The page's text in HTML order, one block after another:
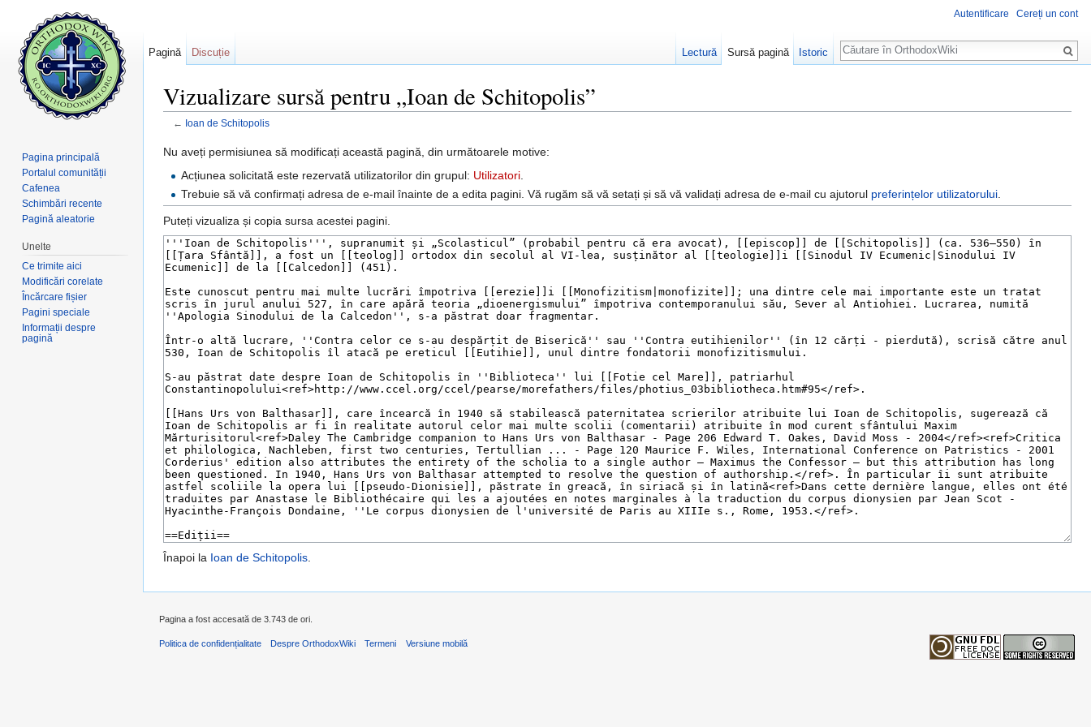
Vizualizare sursă pentru „Ioan de Schitopolis”
← Ioan de Schitopolis
Nu aveți permisiunea să modificați această pagină, din următoarele motive:
Acțiunea solicitată este rezervată utilizatorilor din grupul: Utilizatori
Trebuie să vă confirmați adresa de e-mail înainte de a edita pagini. Vă rugăm să vă setați și să vă validați adresa de e-mail cu ajutorul preferințelor utilizatorului
Puteți vizualiza și copia sursa acestei pagini.
Înapoi la Ioan de Schitopolis.
Autentificare Cereți un cont
Pagină Discuție Lectură Sursă pagină Istoric
Căutare
Pagina principală
Portalul comunității
Cafenea
Schimbări recente
Pagină aleatorie
Unelte
Ce trimite aici
Modificări corelate
Încărcare fișier
Pagini speciale
Informații despre
pagină
Pagina a fost accesată de 3.743 de ori.
Politica de confidențialitate Despre OrthodoxWiki Termeni Versiune mobilă